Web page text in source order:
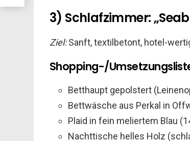
3) Schlafzimmer:
Ziel:Sanft, textilbetont, hotel-
Shopping-/
Betthaupt gepolstert
Bettwäsche aus Perkal in
Plaid in fein meliertem Blau
Nachttische helles Holz